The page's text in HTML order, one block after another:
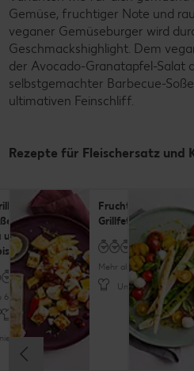
Gemüse, fruchtiger Note und
veganer Gemüseburger wird
Geschmackshighlight. Dem
der Avocado-Granatapfel-Salat
selbstgemachter Barbecue-
ultimativen Feinschliff.
Rezepte für Fleischersatz und
mit
und
60 Minuten
Fruchtiger
Grillfeta
Mehr als 60 Minuten
Unkompliziert